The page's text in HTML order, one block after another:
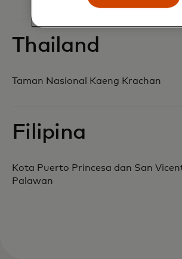
Thailand
Taman Nasional Kaeng Krachan
Filipina
Kota Puerto Princesa dan San
Palawan